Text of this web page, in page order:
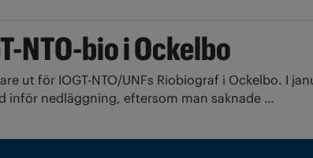
NTO-bio i Ockelbo
ut för IOGT-NTO/UNFs Riobiograf i Ockelbo. I
inför nedläggning, eftersom man saknade …